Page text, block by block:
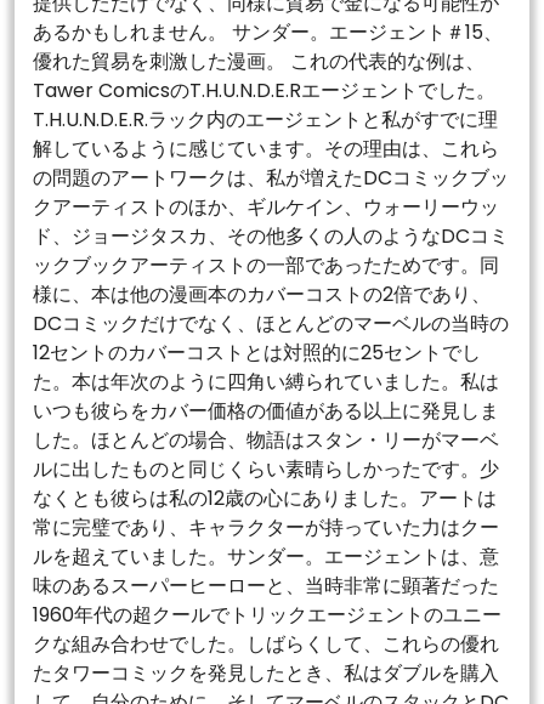
あるかもしれません。 サンダー。エージェント＃15、
優れた貿易を刺激した漫画。 これの代表的な例は、
Tawer ComicsのT.H.U.N.D.E.Rエージェントでした。
T.H.U.N.D.E.R.ラック内のエージェントと私がすでに理
解しているように感じています。その理由は、これら
の問題のアートワークは、私が増えたDCコミックブッ
クアーティストのほか、ギルケイン、ウォーリーウッ
ド、ジョージタスカ、その他多くの人のようなDCコミ
ックブックアーティストの一部であったためです。同
様に、本は他の漫画本のカバーコストの2倍であり、
DCコミックだけでなく、ほとんどのマーベルの当時の
12セントのカバーコストとは対照的に25セントでし
た。本は年次のように四角い縛られていました。私は
いつも彼らをカバー価格の価値がある以上に発見しま
した。ほとんどの場合、物語はスタン・リーがマーベ
ルに出したものと同じくらい素晴らしかったです。少
なくとも彼らは私の12歳の心にありました。アートは
常に完璧であり、キャラクターが持っていた力はクー
ルを超えていました。サンダー。エージェントは、意
味のあるスーパーヒーローと、当時非常に顕著だった
1960年代の超クールでトリックエージェントのユニー
クな組み合わせでした。しばらくして、これらの優れ
たタワーコミックを発見したとき、私はダブルを購入